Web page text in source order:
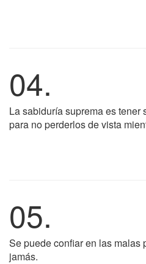
04.
La sabiduría suprema es tener
para no perderlos de vista
05.
Se puede confiar en las malas
jamás.